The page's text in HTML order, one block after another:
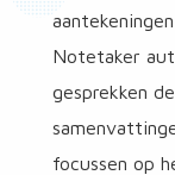
Notetaker
gesprekken
focussen op